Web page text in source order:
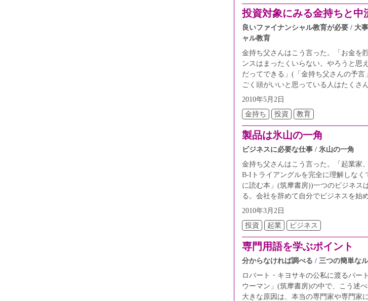
投資対象にみる金持ちと中
良いファイナンシャル教育が必要 大
ャル教育
金持ち父さんはこう言った。「お金を
ンスはまったくいらない。やろうと思
だってできる」(「金持ち父さんの予
ごく頭がいいと思っている人はたくさ
2010年5月2日
金持ち
投資 教育
製品は氷山の一角
ビジネスに必要な仕事
氷山の一角
金持ち父さんはこう言った。「起業家
B-Iトライアングルを完全に理解しな
に読む本」(筑摩書房))一つのビジネス
る。会社を辞めて自分でビジネスを
2010年3月2日
投資
起業 ビジネス
専門用語を学ぶポイント
分からなければ調べる 三つの簡単な
ロバート・キヨサキの公私に渡るパー
ウーマン」(筑摩書房)の中で、こう述
大きな原因は、本当の専門家や専門家